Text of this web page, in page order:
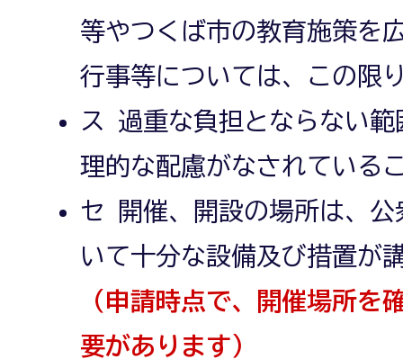
等やつくば市の教育施策を
行事等については、この限
ス 過重な負担とならない
理的な配慮がなされている
セ 開催、開設の場所は、
いて十分な設備及び措置が
（申請時点で、開催場所を
要があります）